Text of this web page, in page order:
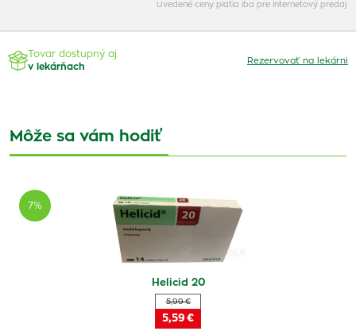
Uvedené ceny platia iba pre internetový predaj
Tovar dostupný aj
v lekárňach
Rezervovať na lekárni
Môže sa vám hodiť
7%
Helicid 20
5,99 €
5,59 €